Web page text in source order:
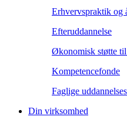
Erhvervspraktik og
Efteruddannelse
Økonomisk støtte til
Kompetencefonde
Faglige
Din virksomhed